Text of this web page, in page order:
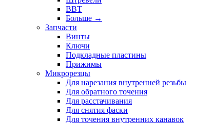
BBT
Больше →
Запчасти
Винты
Ключи
Подкладные пластины
Прижимы
Микрорезцы
Для нарезания внутренней резьбы
Для обратного точения
Для расстачивания
Для снятия фаски
Для точения внутренних канавок